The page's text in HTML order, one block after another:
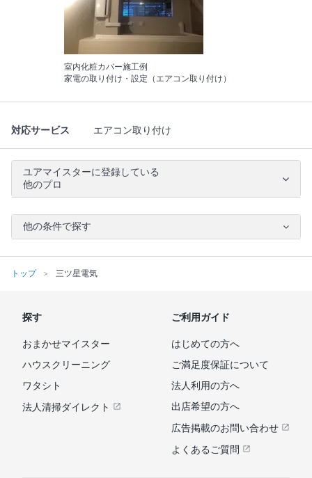
室内化粧カバー施工例
家電の取り付け・設定（エアコン取り付け）
対応サービス エアコン取り付け
ユアマイスターに登録している
他のプロ
他の条件で探す
トップ 三ツ星電気
探す
おまかせマイスター
ハウスクリーニング
ワタシト
法人清掃ダイレクト
ご利用ガイド
はじめての方へ
ご満足度保証について
法人利用の方へ
出店希望の方へ
広告掲載のお問い合わせ
よくあるご質問